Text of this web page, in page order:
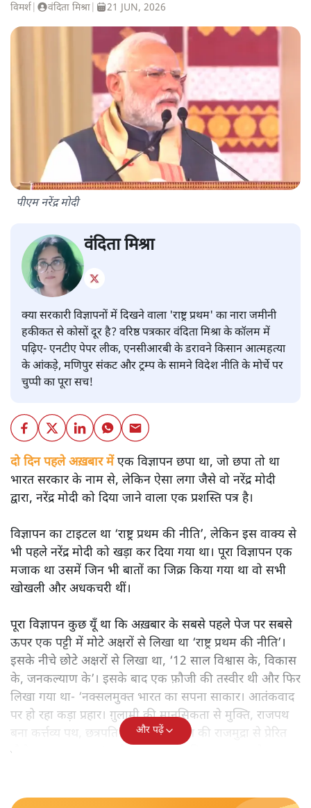
विमर्श वंदिता मिश्रा 21 JUN, 2026
पीएम नरेंद्र मोदी
वंदिता मिश्रा
क्या सरकारी विज्ञापनों में दिखने वाला 'राष्ट्र प्रथम' का नारा जमीनी
हकीकत से कोसों दूर है? वरिष्ठ पत्रकार वंदिता मिश्रा के कॉलम में
पढ़िए- एनटीए पेपर लीक, एनसीआरबी के डरावने किसान आत्महत्या
के आंकड़े, मणिपुर संकट और ट्रम्प के सामने विदेश नीति के मोर्चे पर
चुप्पी का पूरा सच!
दो दिन पहले अख़बार मेंएक विज्ञापन छपा था, जो छपा तो था
भारत सरकार के नाम से, लेकिन ऐसा लगा जैसे वो नरेंद्र मोदी
द्वारा, नरेंद्र मोदी को दिया जाने वाला एक प्रशस्ति पत्र है।
विज्ञापन का टाइटल था ‘राष्ट्र प्रथम की नीति’, लेकिन इस वाक्य से
भी पहले नरेंद्र मोदी को खड़ा कर दिया गया था। पूरा विज्ञापन एक
मजाक था उसमें जिन भी बातों का जिक्र किया गया था वो सभी
खोखली और अधकचरी थीं।
पूरा विज्ञापन कुछ यूँ था कि अख़बार के सबसे पहले पेज पर सबसे
ऊपर एक पट्टी में मोटे अक्षरों से लिखा था ‘राष्ट्र प्रथम की नीति’।
इसके नीचे छोटे अक्षरों से लिखा था, ‘12 साल विश्वास के, विकास
के, जनकल्याण के’। इसके बाद एक फ़ौजी की तस्वीर थी और फिर
लिखा गया था- ‘नक्सलमुक्त भारत का सपना साकार। आतंकवाद
पर हो रहा कड़ा प्रहार। ग़ुलामी की मानसिकता से मुक्ति, राजपथ
बना कर्त्तव्य पथ, छत्रपति शिवाजी महाराज की राजमुद्रा से प्रेरित
नौसेना का नया ध्वज’। और इस तरह यह विज्ञापन ख़त्म हो गया।
और पढ़ें